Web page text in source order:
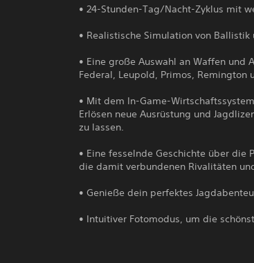
• 24-Stunden-Tag/Nacht-Zyklus mit
• Realistische Simulation von Ballistik
• Eine große Auswahl an Waffen und
Federal, Leupold, Primos, Remington
• Mit dem In-Game-
Erlösen neue Ausrüstung und
zu lassen.
• Eine fesselnde Geschichte über die
die damit verbundenen Rivalitäten
• Genieße dein perfektes
• Intuitiver Fotomodus, um die